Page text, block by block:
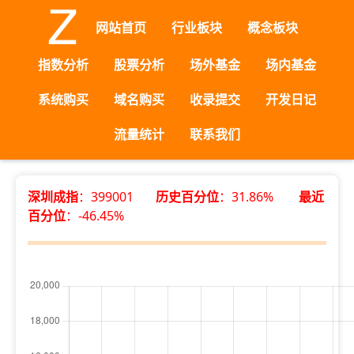
网站首页 行业板块 概念板块
指数分析 股票分析 场外基金
场内基金
系统购买
域名购买 收录提交
开发日记
流量统计
联系我们
深圳成指：399001 历史百分位：31.86% 最近
百分位：-46.45%